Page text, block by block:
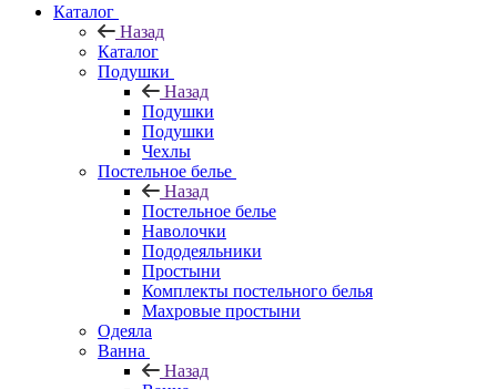
Каталог
Назад
Каталог
Подушки
Назад
Подушки
Подушки
Чехлы
Постельное белье
Назад
Постельное белье
Наволочки
Пододеяльники
Простыни
Комплекты постельного белья
Махровые простыни
Одеяла
Ванна
Назад